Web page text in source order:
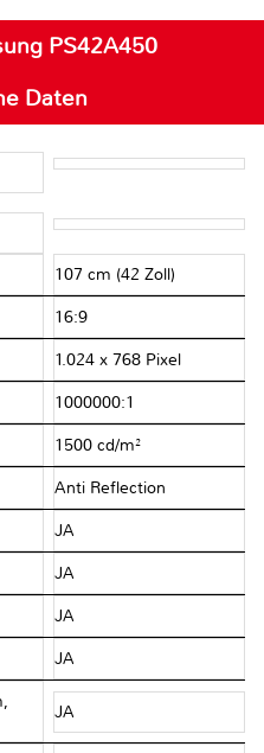
PS42A450
Daten
107 cm (42 Zoll)
16:9
1.024 x 768 Pixel
1000000:1
1500 cd/m²
Anti Reflection
JA
JA
JA
JA
JA